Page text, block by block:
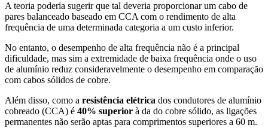
A teoria poderia sugerir que tal deveria proporcionar um cabo de
pares balanceado baseado em CCA com o rendimento de alta
frequência de uma determinada categoria a um custo inferior.
No entanto, o desempenho de alta frequência não é a principal
dificuldade, mas sim a extremidade de baixa frequência onde o uso
de alumínio reduz consideravelmente o desempenho em comparação
com cabos sólidos de cobre.
Além disso, como a resistência elétrica dos condutores de alumínio
cobreado (CCA) é 40% superior à da do cobre sólido, as ligações
permanentes não serão aptas para comprimentos superiores a 60 m.